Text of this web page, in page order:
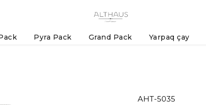
Pyra Pack Grand Pack Yarpaq çay
AHT-5035